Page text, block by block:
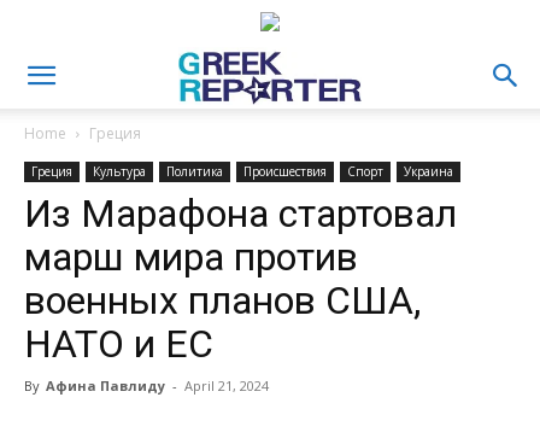
Home Греция
Греция Культура Политика Происшествия Спорт Украина
Из Марафона стартовал
марш мира против
военных планов США,
НАТО и ЕС
By Афина Павлиду - April 21, 2024